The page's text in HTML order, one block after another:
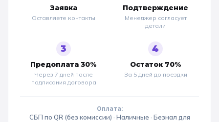
Заявка
Оставляете контакты
Подтверждение
Менеджер согласует
детали
3
Предоплата 30%
Через 7 дней после
подписания договора
4
Остаток 70%
За 5 дней до поездки
Оплата:
СБП по QR (без комиссии) · Наличные · Безнал для